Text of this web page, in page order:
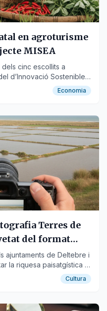
en agroturisme
MISEA
dels cinc escollits a
d’Innovació Sostenible
Economia
Terres de
del format
ajuntaments de Deltebre i
la riquesa paisatgística i
Cultura